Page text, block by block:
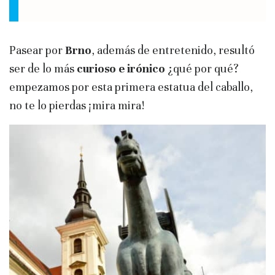
Pasear porBrno, además de entretenido, resultó
ser de lo más curioso e irónico ¿qué por qué?
empezamos por esta primera estatua del caballo,
no te lo pierdas ¡mira mira!